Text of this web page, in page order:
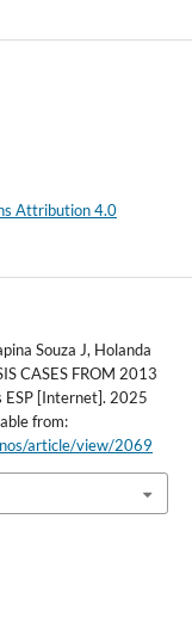
Attribution 4.0
Souza J, Holanda
CASES FROM 2013
ESP [Internet]. 2025
from:
article/view/2069